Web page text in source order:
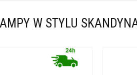
W STYLU